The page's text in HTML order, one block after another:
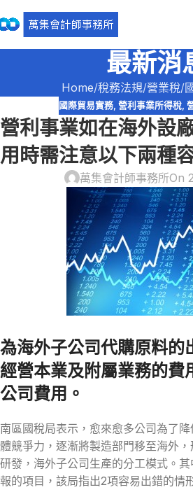
最新消
Home 稅務法規 營業稅
國際貿易實務, 營利事業所得稅,
營利事業如在海外設
用時需注意以下兩種
萬集會計師事務所On
為海外子公司代購原料的
經營本業及附屬業務的費
公司費用。
南區國稅局表示，愈來愈多公司為了
體競爭力，逐漸將製造部門移至海外
研發，海外子公司生產的分工模式。
報的項目，該局指出2項容易出錯的情